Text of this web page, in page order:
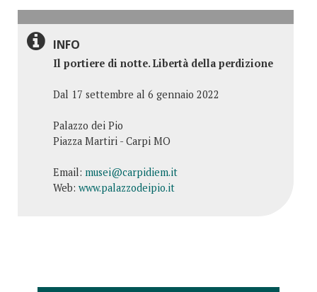
INFO
Il portiere di notte. Libertà della perdizione
Dal 17 settembre al 6 gennaio 2022
Palazzo dei Pio
Piazza Martiri - Carpi MO
Email: musei@carpidiem.it
Web: www.palazzodeipio.it